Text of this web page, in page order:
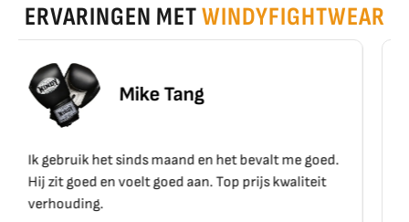
ERVARINGEN METWINDYFIGHTWEAR
het bevalt me goed.
Top prijs kwaliteit
Top materiaal, top kwaliteit!!